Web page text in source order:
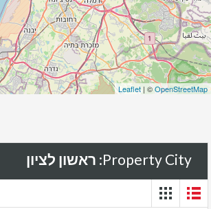
Leaflet | ©OpenStreetMap
Property City: ראשון לציון